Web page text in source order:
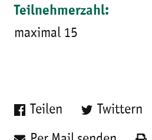
Teilnehmerzahl:
maximal 15
Teilen Twittern